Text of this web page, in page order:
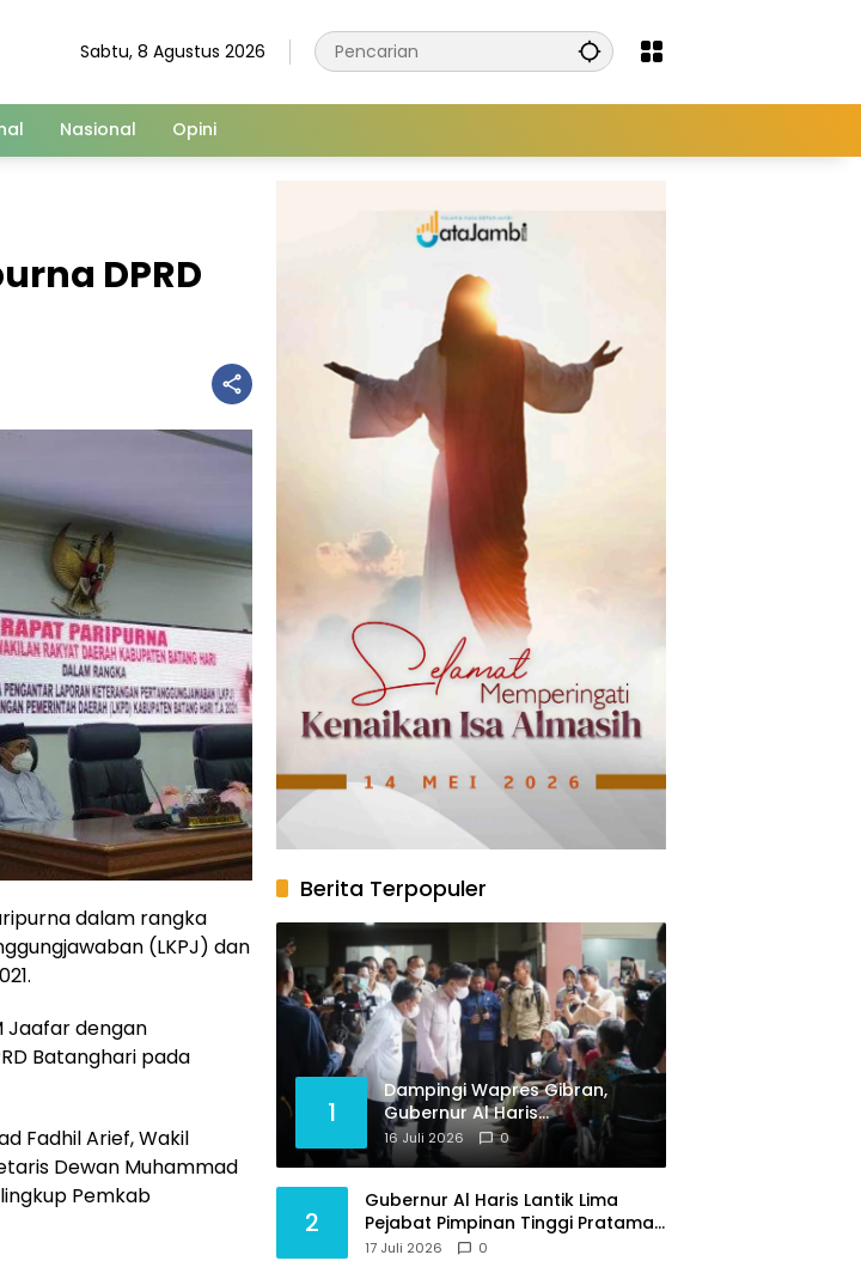
Sabtu, 8 Agustus 2026
Nasional Opini
DPRD
dalam rangka
(LKPJ) dan
Jaafar dengan
Batanghari pada
Fadhil Arief, Wakil
Dewan Muhammad
Pemkab
Berita Terpopuler
1
Dampingi Wapres Gibran,
Gubernur Al Haris
Perjuangkan MRI Baru dan
Tambahan Dokter Spesialis
16 Juli 2026 0
2
Gubernur Al Haris Lantik Lima
Pejabat Pimpinan Tinggi Pratama,
Tekankan Penguatan Kinerja dan
17 Juli 2026 0